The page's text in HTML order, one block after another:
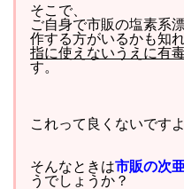
そこで、
ご自身で市販の塩素系
作する方がいるかも知
指に使えないうえに有
す。
これって良くないです
そんなときは市販の次
うでしょうか？